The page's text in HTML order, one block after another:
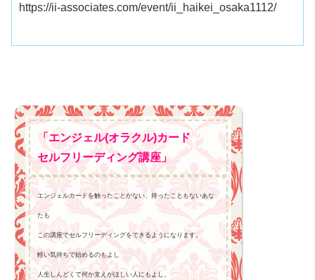
https://ii-associates.com/event/ii_haikei_osaka1112/
「エンジェル(オラクル)カード
セルフリーディング講座」
エンジェルカードを触ったことがない、持ったこともないあな
たも
この講座でセルフリーディングをできるようになります。
軽い気持ちで始めるのもよし
人生しんどくて何か支えがほしい人にもよし。